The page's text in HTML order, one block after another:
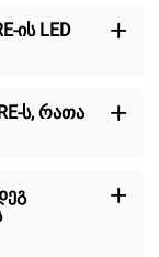
ის LED
ს, რათა